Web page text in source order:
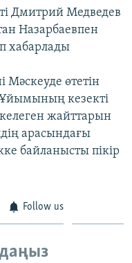
Дмитрий Медведев
Назарбаевпен
хабарлады
Мәскеуде өтетін
кезекті
жайттарын
арасындағы
байланысты пікір
Follow us